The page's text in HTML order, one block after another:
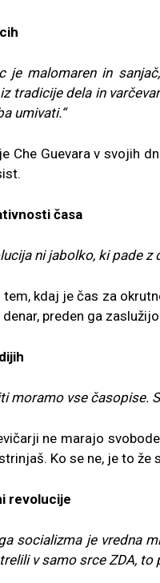
je malomaren in
tradicije dela in
umivati.“
Che Guevara v svojih
časa
ni jabolko, ki pade
tem, kdaj je čas za
preden ga
moramo vse časopise.
ne marajo
Ko se ne, je to že
revolucije
socializma je vredna
v samo srce ZDA, to